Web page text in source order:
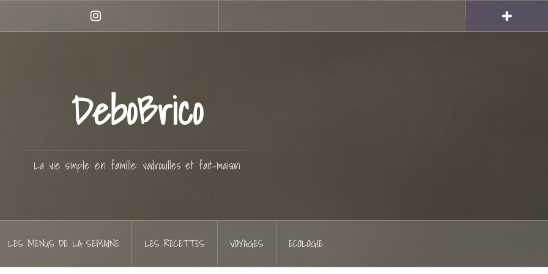
DeboBrico
La vie simple en famille: vadrouilles et fait-maison
LES MENUS DE LA SEMAINE LES RECETTES VOYAGES ECOLOGIE